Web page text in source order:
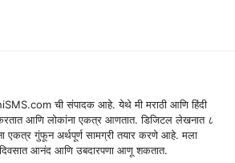
ची संपादक आहे. येथे मी मराठी आणि हिंदी
आणि लोकांना एकत्र आणतात. डिजिटल लेखनात ८
एकत्र गुंफून अर्थपूर्ण सामग्री तयार करणे आहे. मला
दिवसात आनंद आणि उबदारपणा आणू शकतात.